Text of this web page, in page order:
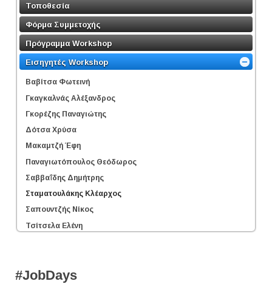
Τοποθεσία
Φόρμα Συμμετοχής
Πρόγραμμα Workshop
Εισηγητές Workshop
Βαβίτσα Φωτεινή
Γκαγκαλνάς Αλέξανδρος
Γκορέζης Παναγιώτης
Δότσα Χρύσα
Μακαμτζή Έφη
Παναγιωτόπουλος Θεόδωρος
Σαββαΐδης Δημήτρης
Σταματουλάκης Κλέαρχος
Σαπουντζής Νίκος
Τσίτσελα Ελένη
#JobDays